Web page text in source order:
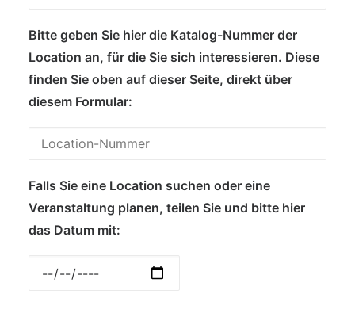
Bitte geben Sie hier die Katalog-Nummer der
Location an, für die Sie sich interessieren. Diese
finden Sie oben auf dieser Seite, direkt über
diesem Formular:
Falls Sie eine Location suchen oder eine
Veranstaltung planen, teilen Sie und bitte hier
das Datum mit: